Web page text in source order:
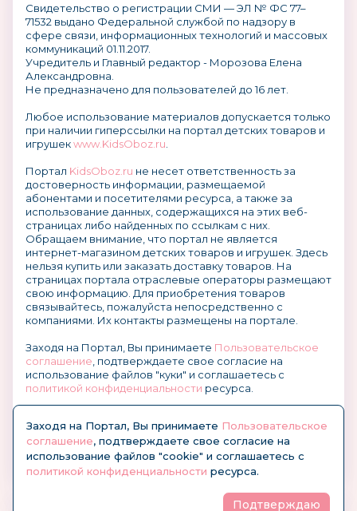
Свидетельство о регистрации СМИ — ЭЛ № ФС 77–
71532 выдано Федеральной службой по надзору в
сфере связи, информационных технологий и массовых
коммуникаций 01.11.2017.
Учредитель и Главный редактор - Морозова Елена
Александровна.
Не предназначено для пользователей до 16 лет.
Любое использование материалов допускается только
при наличии гиперссылки на портал детских товаров и
игрушекwww.KidsOboz.ru
Портал KidsOboz.ru не несет ответственность за
достоверность информации, размещаемой
абонентами и посетителями ресурса, а также за
использование данных, содержащихся на этих веб-
страницах либо найденных по ссылкам с них.
Обращаем внимание, что портал не является
интернет-магазином детских товаров и игрушек. Здесь
нельзя купить или заказать доставку товаров. На
страницах портала отраслевые операторы размещают
свою информацию. Для приобретения товаров
связывайтесь, пожалуйста непосредственно с
компаниями. Их контакты размещены на портале.
Заходя на Портал, Вы принимаете Пользовательское
соглашение , подтверждаете свое согласие на
использование файлов "куки" и соглашаетесь с
политикой конфиденциальности ресурса.
© KidsOboz.RU 2004-2026
Заходя на Портал, Вы принимаете Пользовательское
соглашение, подтверждаете свое согласие на
использование файлов "cookie" и соглашаетесь с
политикой конфиденциальности ресурса.
Подтверждаю